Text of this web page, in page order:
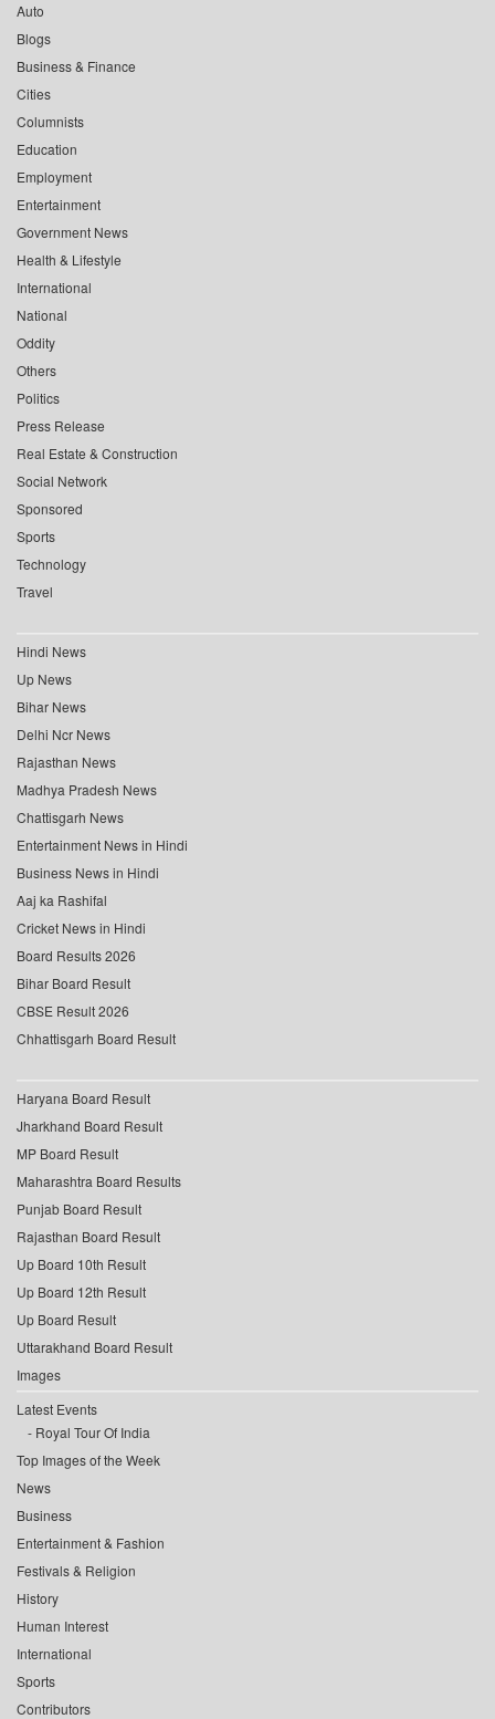
Auto
Blogs
Business & Finance
Cities
Columnists
Education
Employment
Entertainment
Government News
Health & Lifestyle
International
National
Oddity
Others
Politics
Press Release
Real Estate & Construction
Social Network
Sponsored
Sports
Technology
Travel
Hindi News
Up News
Bihar News
Delhi Ncr News
Rajasthan News
Madhya Pradesh News
Chattisgarh News
Entertainment News in Hindi
Business News in Hindi
Aaj ka Rashifal
Cricket News in Hindi
Board Results 2026
Bihar Board Result
CBSE Result 2026
Chhattisgarh Board Result
Haryana Board Result
Jharkhand Board Result
MP Board Result
Maharashtra Board Results
Punjab Board Result
Rajasthan Board Result
Up Board 10th Result
Up Board 12th Result
Up Board Result
Uttarakhand Board Result
Images
Latest Events
Royal Tour Of India
Top Images of the Week
News
Business
Entertainment & Fashion
Festivals & Religion
History
Human Interest
International
Sports
Contributors